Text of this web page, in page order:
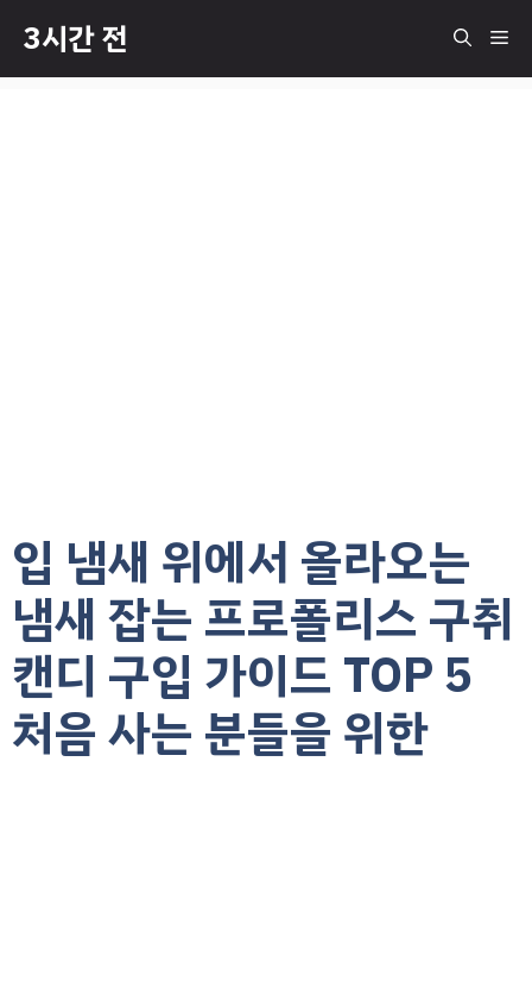
츠
3시간 전 메
입 냄새 위에서 올라오는
냄새 잡는 프로폴리스 구취
캔디 구입 가이드 TOP 5
처음 사는 분들을 위한